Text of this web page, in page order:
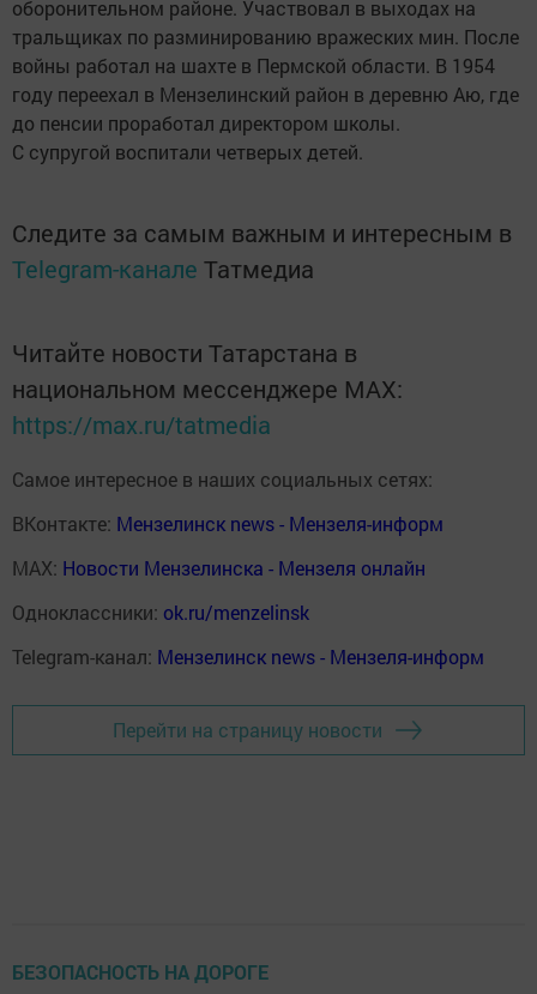
оборонительном районе. Участвовал в выходах на
тральщиках по разминированию вражеских мин. После
войны работал на шахте в Пермской области. В 1954
году переехал в Мензелинский район в деревню Аю, где
до пенсии проработал директором школы.
С супругой воспитали четверых детей.
Следите за самым важным и интересным в
Telegram-канале Татмедиа
Читайте новости Татарстана в
национальном мессенджере MАХ:
https://max.ru/tatmedia
Самое интересное в наших социальных сетях:
ВКонтакте: Мензелинск news - Мензеля-информ
MAX: Новости Мензелинска - Мензеля онлайн
Одноклассники: ok.ru/menzelinsk
Telegram-канал: Мензелинск news - Мензеля-информ
Перейти на страницу новости
БЕЗОПАСНОСТЬ НА ДОРОГЕ